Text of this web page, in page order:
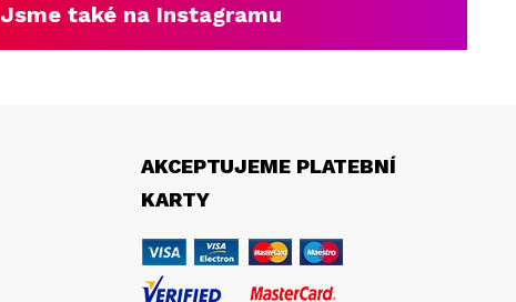
Jsme také na Instagramu
AKCEPTUJEME PLATEBNÍ
KARTY